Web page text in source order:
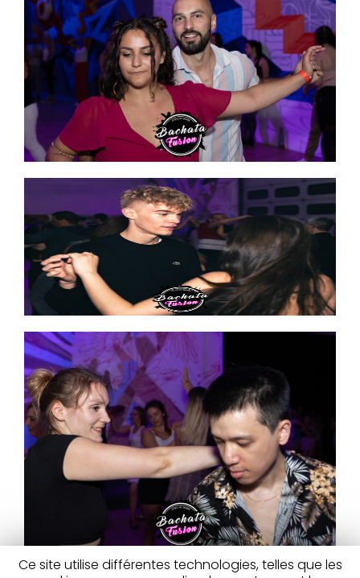
Ce site utilise différentes technologies, telles que les